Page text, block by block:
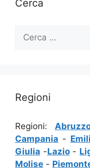
Cerca
per:
Regioni
Regioni:
Campania -
Giulia -Lazio-
Molise -